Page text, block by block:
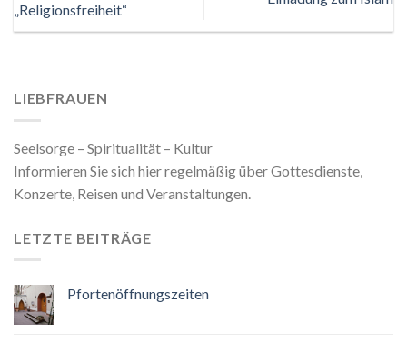
„Religionsfreiheit“
LIEBFRAUEN
Seelsorge – Spiritualität – Kultur
Informieren Sie sich hier regelmäßig über Gottesdienste,
Konzerte, Reisen und Veranstaltungen.
LETZTE BEITRÄGE
Pfortenöffnungszeiten